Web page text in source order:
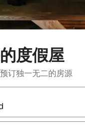
度假屋
订独一无二的房源
用上下方向键查看，或